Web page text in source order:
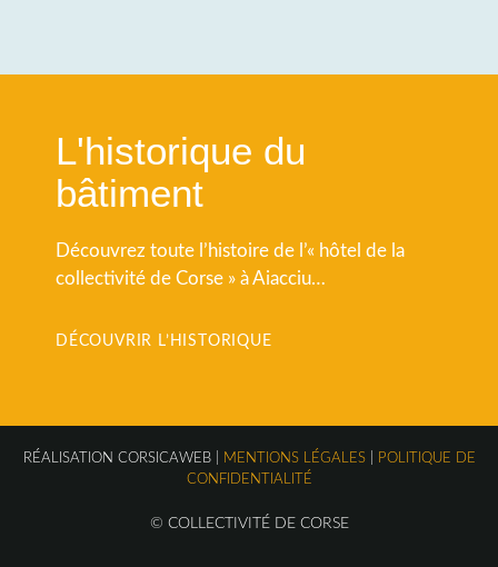
L'historique du
bâtiment
Découvrez toute l’histoire de l’« hôtel de la
collectivité de Corse » à Aiacciu…
DÉCOUVRIR L’HISTORIQUE
RÉALISATION CORSICAWEB | MENTIONS LÉGALES|
POLITIQUE DE
CONFIDENTIALITÉ
© COLLECTIVITÉ DE CORSE